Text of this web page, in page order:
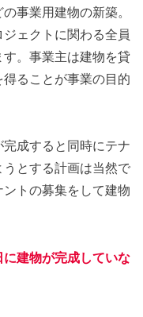
事業用建物の新築。
ェクトに関わる全員
。事業主は建物を貸
ることが事業の目的
成すると同時にテナ
とする計画は当然で
トの募集をして建物
建物が完成していな